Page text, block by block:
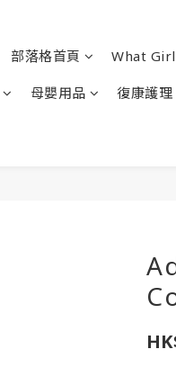
部落格首頁 What
母嬰用品 復康護理